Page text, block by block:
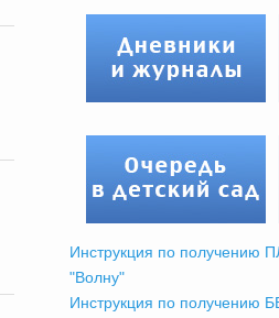
Инструкция по получению
"Волну"
Инструкция по получению